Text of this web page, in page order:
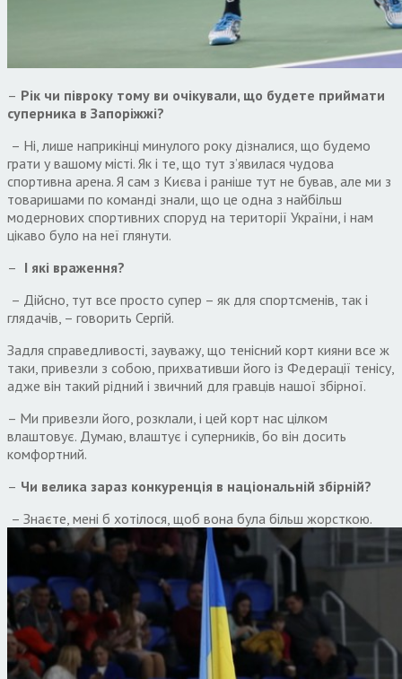
– Рік чи півроку тому ви очікували, що будете приймати
суперника в Запоріжжі?
– Ні, лише наприкінці минулого року дізналися, що будемо
грати у вашому місті. Як і те, що тут з’явилася чудова
спортивна арена. Я сам з Києва і раніше тут не бував, але ми з
товаришами по команді знали, що це одна з найбільш
модернових спортивних споруд на території України, і нам
цікаво було на неї глянути.
– І які враження?
– Дійсно, тут все просто супер – як для спортсменів, так і
глядачів, – говорить Сергій.
Задля справедливості, зауважу, що тенісний корт кияни все ж
таки, привезли з собою, прихвативши його із Федерації тенісу,
адже він такий рідний і звичний для гравців нашої збірної.
– Ми привезли його, розклали, і цей корт нас цілком
влаштовує. Думаю, влаштує і суперників, бо він досить
комфортний.
– Чи велика зараз конкуренція в національній збірній?
– Знаєте, мені б хотілося, щоб вона була більш жорсткою.